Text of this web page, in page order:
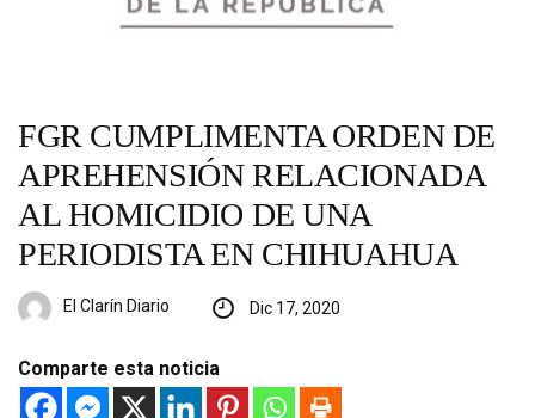
FGR CUMPLIMENTA ORDEN DE
APREHENSIÓN RELACIONADA
AL HOMICIDIO DE UNA
PERIODISTA EN CHIHUAHUA
El Clarín Diario Dic 17, 2020
Comparte esta noticia